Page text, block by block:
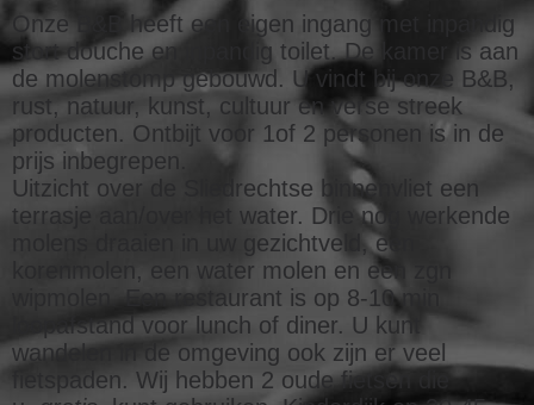
Onze B&B heeft een eigen ingang met inpandig
stort douche en inpandig toilet. De kamer is aan
de molenstomp gebouwd. U vindt bij onze B&B,
rust, natuur, kunst, cultuur en verse streek
producten. Ontbijt voor 1of 2 personen is in de
prijs inbegrepen.
Uitzicht over de Sliedrechtse binnenvliet een
terrasje aan/over het water. Drie nog werkende
molens draaien in uw gezichtveld, een
korenmolen, een water molen en een zgn
wipmolen. Een restaurant is op 8-10 min
loopafstand voor lunch of diner. U kunt
wandelen in de omgeving ook zijn er veel
fietspaden. Wij hebben 2 oude fietsen die